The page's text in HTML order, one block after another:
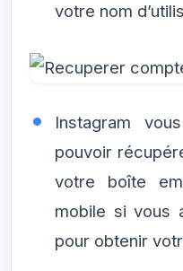
votre nom
Instagram
pouvoir
votre boîte
mobile si vous
pour obtenir